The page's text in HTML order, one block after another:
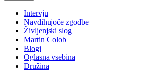
Intervju
Navdihujoče zgodbe
Življenjski slog
Martin Golob
Blogi
Oglasna vsebina
Družina